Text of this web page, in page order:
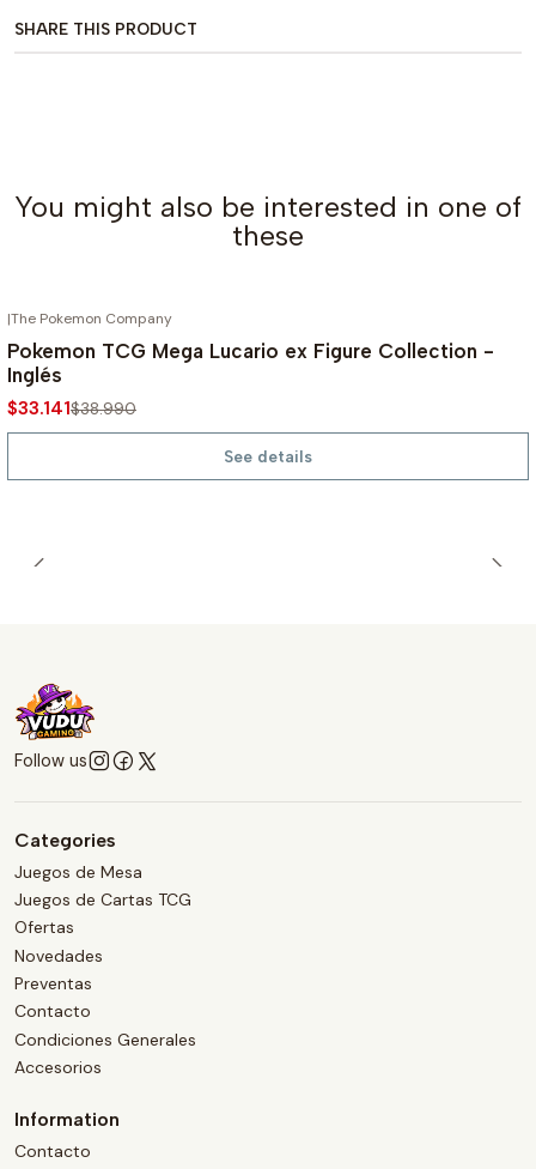
SHARE THIS PRODUCT
You might also be interested in one of
these
-15%
|The Pokemon Company
Pokemon TCG Mega Lucario ex Figure Collection -
Inglés
$33.141$38.990
See details
Follow us
Categories
Juegos de Mesa
Juegos de Cartas TCG
Ofertas
Novedades
Preventas
Contacto
Condiciones Generales
Accesorios
Information
Contacto